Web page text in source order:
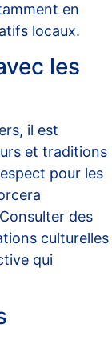
en
locaux.
les
il est
et traditions
pour les
des
culturelles
qui